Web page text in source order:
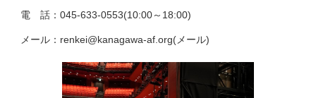
電 話：045-633-0553(10:00～18:00)
メール：renkei@kanagawa-af.org(メール)